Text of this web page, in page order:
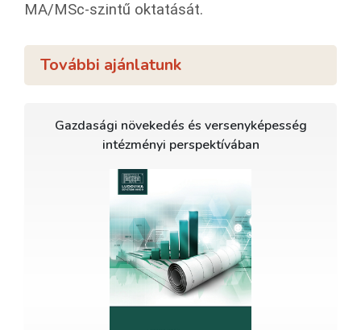
MA/MSc-szin­tű ok­ta­tá­sát.
További ajánlatunk
Gazdasági növekedés és versenyképesség
intézményi perspektívában